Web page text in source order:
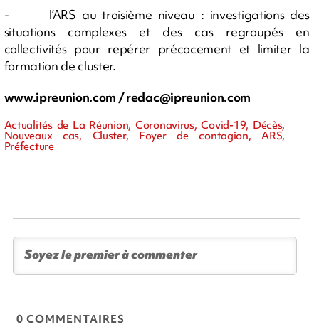
- l’ARS au troisième niveau : investigations des
situations complexes et des cas regroupés en
collectivités pour repérer précocement et limiter la
formation de cluster.
www.ipreunion.com /redac@ipreunion.com
Actualités de La Réunion, Coronavirus, Covid-19, Décès,
Nouveaux cas, Cluster, Foyer de contagion, ARS,
Préfecture
0 COMMENTAIRES